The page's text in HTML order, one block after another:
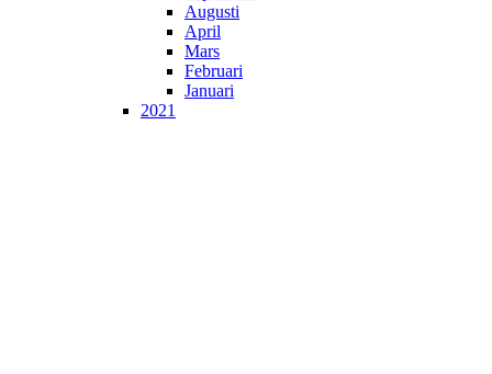
Augusti
April
Mars
Februari
Januari
2021